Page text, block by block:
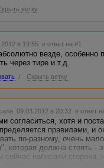
ветку
в 19:55 в ответ на #1
везде, особенно
через тире и т.д.
/ Скрыть ветку
09.03.2012 в 20:32 в ответ
согласиться, хотя и
правилами, и
по-разному, очень
которая должна стоять
написали сгоряча,